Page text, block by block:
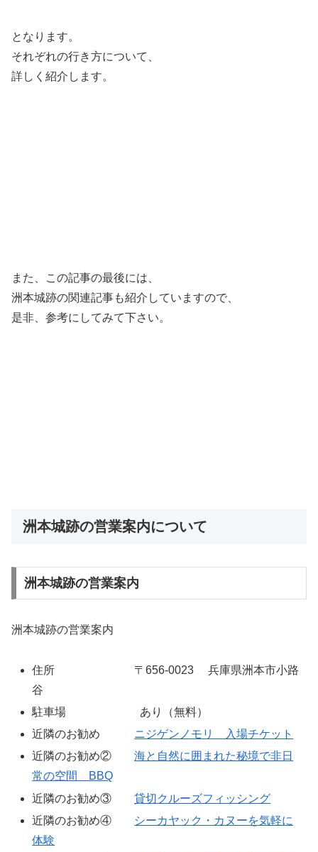
となります。
それぞれの行き方について、
詳しく紹介します。
また、この記事の最後には、
洲本城跡の関連記事も紹介していますので、
是非、参考にしてみて下さい。
洲本城跡の営業案内について
洲本城跡の営業案内
洲本城跡の営業案内
住所 〒656-0023 兵庫県洲本市小路
谷
駐車場 あり（無料）
近隣のお勧め ニジゲンノモリ 入場チケット
近隣のお勧め②海と自然に囲まれた秘境で非日
常の空間 BBQ
近隣のお勧め③貸切クルーズフィッシング
近隣のお勧め④
シーカヤック・カヌーを気軽に
体験